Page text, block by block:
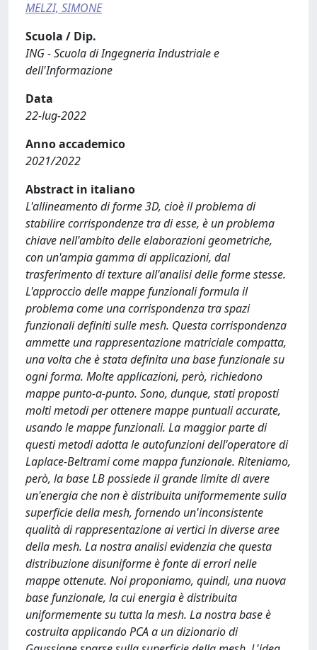
MELZI, SIMONE
Scuola / Dip.
ING - Scuola di Ingegneria Industriale e
dell'Informazione
Data
22-lug-2022
Anno accademico
2021/2022
Abstract in italiano
L'allineamento di forme 3D, cioè il problema di
stabilire corrispondenze tra di esse, è un problema
chiave nell'ambito delle elaborazioni geometriche,
con un'ampia gamma di applicazioni, dal
trasferimento di texture all'analisi delle forme stesse.
L'approccio delle mappe funzionali formula il
problema come una corrispondenza tra spazi
funzionali definiti sulle mesh. Questa corrispondenza
ammette una rappresentazione matriciale compatta,
una volta che è stata definita una base funzionale su
ogni forma. Molte applicazioni, però, richiedono
mappe punto-a-punto. Sono, dunque, stati proposti
molti metodi per ottenere mappe puntuali accurate,
usando le mappe funzionali. La maggior parte di
questi metodi adotta le autofunzioni dell'operatore di
Laplace-Beltrami come mappa funzionale. Riteniamo,
però, la base LB possiede il grande limite di avere
un'energia che non è distribuita uniformemente sulla
superficie della mesh, fornendo un'inconsistente
qualità di rappresentazione ai vertici in diverse aree
della mesh. La nostra analisi evidenzia che questa
distribuzione disuniforme è fonte di errori nelle
mappe ottenute. Noi proponiamo, quindi, una nuova
base funzionale, la cui energia è distribuita
uniformemente su tutta la mesh. La nostra base è
costruita applicando PCA a un dizionario di